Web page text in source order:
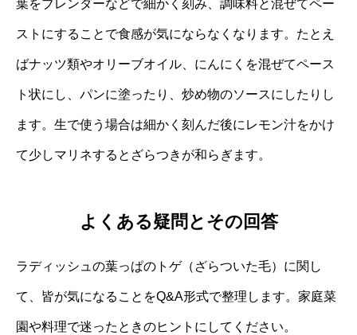
葉をブレンダーなどで細かく刻み、調味料と混ぜてペー
ストにすることで食感が気にならなくなります。たとえ
ばナッツ類やオリーブオイル、にんにくを混ぜてペース
ト状にし、パンに塗ったり、炒め物のソースにしたりし
ます。生で使う場合は細かく刻んだ後にレモン汁をかけ
て少しマリネするとざらつきが和らぎます。
よくある疑問とその回答
ラディッシュの葉っぱのトゲ（ざらついた毛）に関し
て、皆が気になることをQ&A形式で整理します。家庭菜
園や料理で迷ったときのヒントにしてください。